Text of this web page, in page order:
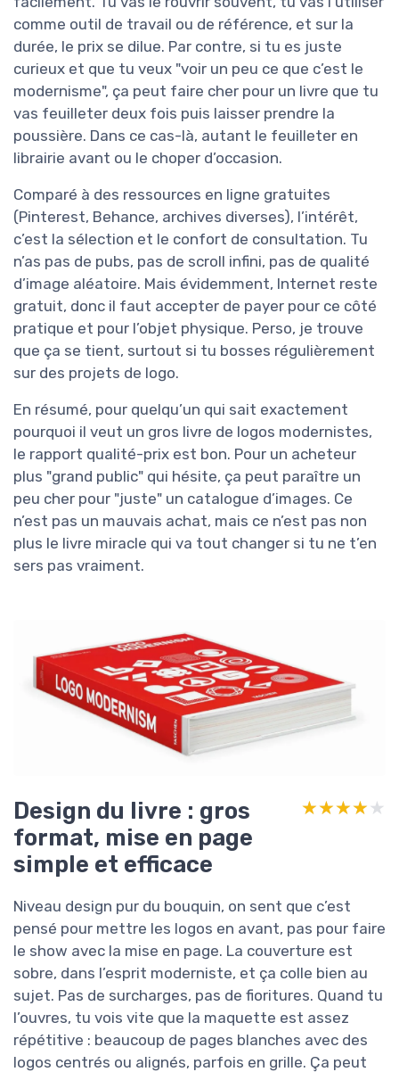
comme outil de travail ou de référence, et sur la
durée, le prix se dilue. Par contre, si tu es juste
curieux et que tu veux "voir un peu ce que c’est le
modernisme", ça peut faire cher pour un livre que tu
vas feuilleter deux fois puis laisser prendre la
poussière. Dans ce cas-là, autant le feuilleter en
librairie avant ou le choper d’occasion.
Comparé à des ressources en ligne gratuites
(Pinterest, Behance, archives diverses), l’intérêt,
c’est la sélection et le confort de consultation. Tu
n’as pas de pubs, pas de scroll infini, pas de qualité
d’image aléatoire. Mais évidemment, Internet reste
gratuit, donc il faut accepter de payer pour ce côté
pratique et pour l’objet physique. Perso, je trouve
que ça se tient, surtout si tu bosses régulièrement
sur des projets de logo.
En résumé, pour quelqu’un qui sait exactement
pourquoi il veut un gros livre de logos modernistes,
le rapport qualité-prix est bon. Pour un acheteur
plus "grand public" qui hésite, ça peut paraître un
peu cher pour "juste" un catalogue d’images. Ce
n’est pas un mauvais achat, mais ce n’est pas non
plus le livre miracle qui va tout changer si tu ne t’en
sers pas vraiment.
Design du livre : gros
format, mise en page
simple et efficace
★★★★★
★★★★★
Niveau design pur du bouquin, on sent que c’est
pensé pour mettre les logos en avant, pas pour faire
le show avec la mise en page. La couverture est
sobre, dans l’esprit moderniste, et ça colle bien au
sujet. Pas de surcharges, pas de fioritures. Quand tu
l’ouvres, tu vois vite que la maquette est assez
répétitive : beaucoup de pages blanches avec des
logos centrés ou alignés, parfois en grille. Ça peut